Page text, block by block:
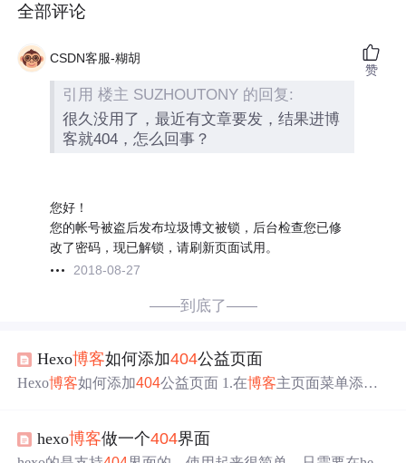
全部评论
CSDN客服-糊胡
引用 楼主 SUZHOUTONY 的回复:
很久没用了，最近有文章要发，结果进博
客就404，怎么回事？
您好！
您的帐号被盗后发布垃圾博文被锁，后台检查您已修
改了密码，现已解锁，请刷新页面试用。
2018-08-27
赞
——到底了——
Hexo博客如何添加404公益页面
Hexo博客如何添加404公益页面 1.在博客主页面菜单添加
效果如下 menu: - page: home directory: . icon: fa-home - page:
archive...
hexo博客做一个404界面